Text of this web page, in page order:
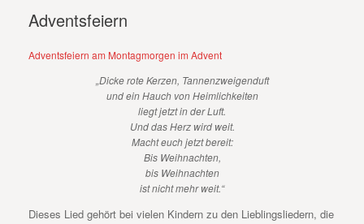
Adventsfeiern
Adventsfeiern am Montagmorgen im Advent
„Dicke rote Kerzen, Tannenzweigenduft
und ein Hauch von Heimlichkeiten
liegt jetzt in der Luft.
Und das Herz wird weit.
Macht euch jetzt bereit:
Bis Weihnachten,
bis Weihnachten
ist nicht mehr weit.“
Dieses Lied gehört bei vielen Kindern zu den Lieblingsliedern, die